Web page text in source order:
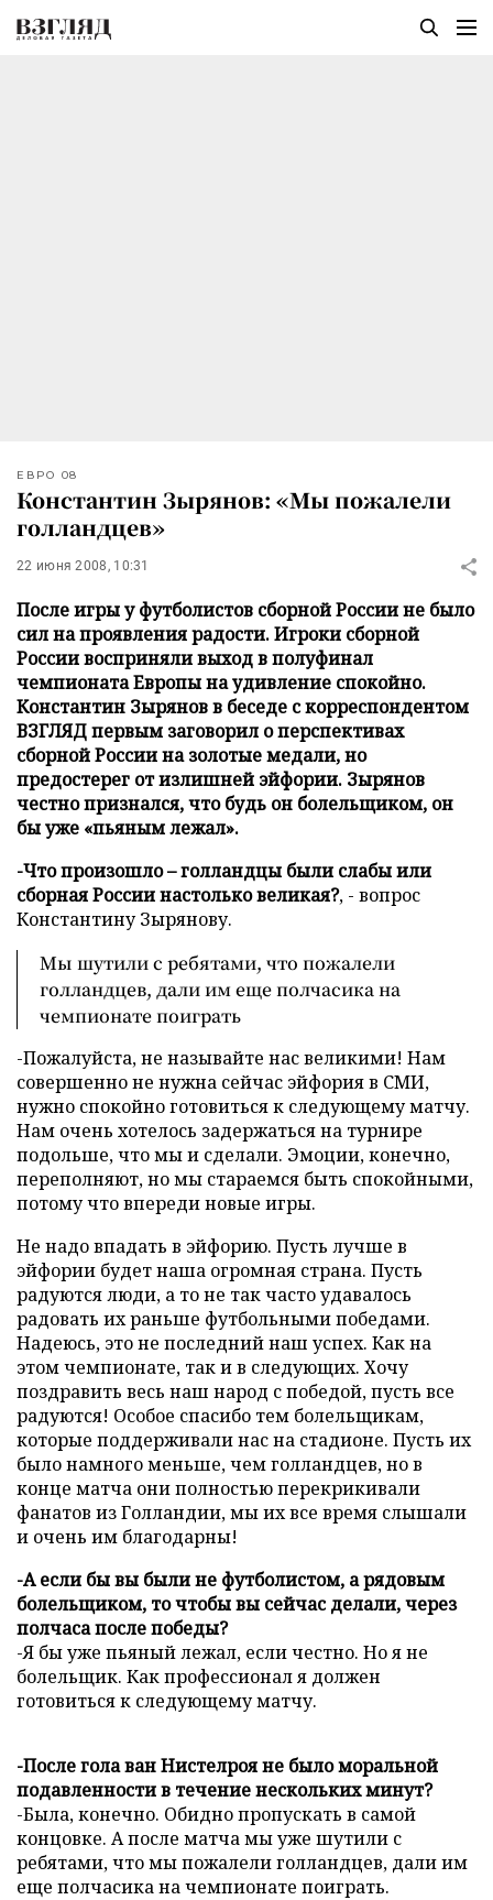
ЕВРО 08
Константин Зырянов: «Мы пожалели
голландцев»
22 июня 2008, 10:31
После игры у футболистов сборной России не было
сил на проявления радости. Игроки сборной
России восприняли выход в полуфинал
чемпионата Европы на удивление спокойно.
Константин Зырянов в беседе с корреспондентом
ВЗГЛЯД первым заговорил о перспективах
сборной России на золотые медали, но
предостерег от излишней эйфории. Зырянов
честно признался, что будь он болельщиком, он
бы уже «пьяным лежал».
-Что произошло – голландцы были слабы или
сборная России настолько великая?, - вопрос
Константину Зырянову.
Мы шутили с ребятами, что пожалели
голландцев, дали им еще полчасика на
чемпионате поиграть
-Пожалуйста, не называйте нас великими! Нам
совершенно не нужна сейчас эйфория в СМИ,
нужно спокойно готовиться к следующему матчу.
Нам очень хотелось задержаться на турнире
подольше, что мы и сделали. Эмоции, конечно,
переполняют, но мы стараемся быть спокойными,
потому что впереди новые игры.
Не надо впадать в эйфорию. Пусть лучше в
эйфории будет наша огромная страна. Пусть
радуются люди, а то не так часто удавалось
радовать их раньше футбольными победами.
Надеюсь, это не последний наш успех. Как на
этом чемпионате, так и в следующих. Хочу
поздравить весь наш народ с победой, пусть все
радуются! Особое спасибо тем болельщикам,
которые поддерживали нас на стадионе. Пусть их
было намного меньше, чем голландцев, но в
конце матча они полностью перекрикивали
фанатов из Голландии, мы их все время слышали
и очень им благодарны!
-А если бы вы были не футболистом, а рядовым
болельщиком, то чтобы вы сейчас делали, через
полчаса после победы?
-Я бы уже пьяный лежал, если честно. Но я не
болельщик. Как профессионал я должен
готовиться к следующему матчу.
-После гола ван Нистелроя не было моральной
подавленности в течение нескольких минут?
-Была, конечно. Обидно пропускать в самой
концовке. А после матча мы уже шутили с
ребятами, что мы пожалели голландцев, дали им
еще полчасика на чемпионате поиграть.